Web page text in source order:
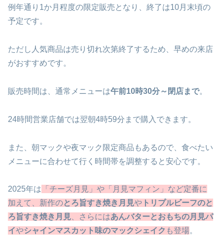
例年通り1か月程度の限定販売となり、終了は10月末頃の
予定です。
ただし人気商品は売り切れ次第終了するため、早めの来店
がおすすめです。
販売時間は、通常メニューは午前10時30分～閉店まで。
24時間営業店舗では翌朝4時59分まで購入できます。
また、朝マックや夜マック限定商品もあるので、食べたい
メニューに合わせて行く時間帯を調整すると安心です。
2025年は 「チーズ月見」や「月見マフィン」など定番に
加えて、新作のとろ旨すき焼き月見や トリプルビーフのと
ろ旨すき焼き月見 、さらにはあんバターとおもちの月見パ
イやシャインマスカット味のマックシェイク も登場。